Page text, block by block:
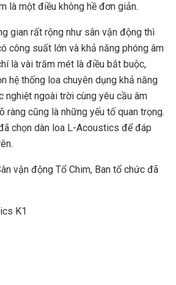
là một điều không hề đơn giản.
gian rất rộng như sân vận động thì
công suất lớn và khả năng phóng âm
là vài trăm mét là điều bắt buộc,
hệ thống loa chuyên dụng khả năng
nghiệt ngoài trời cùng yêu cầu âm
ràng cũng là những yếu tố quan trọng.
chọn dàn loa L-Acoustics để đáp
vận động Tổ Chim, Ban tổ chức đã
K1